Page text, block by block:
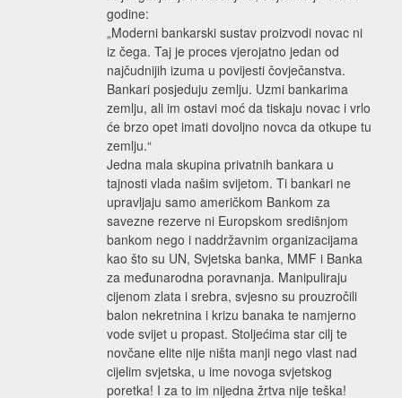
godine:
„Moderni bankarski sustav proizvodi novac ni
iz čega. Taj je proces vjerojatno jedan od
najčudnijih izuma u povijesti čovječanstva.
Bankari posjeduju zemlju. Uzmi bankarima
zemlju, ali im ostavi moć da tiskaju novac i vrlo
će brzo opet imati dovoljno novca da otkupe tu
zemlju.“
Jedna mala skupina privatnih bankara u
tajnosti vlada našim svijetom. Ti bankari ne
upravljaju samo američkom Bankom za
savezne rezerve ni Europskom središnjom
bankom nego i naddržavnim organizacijama
kao što su UN, Svjetska banka, MMF i Banka
za međunarodna poravnanja. Manipuliraju
cijenom zlata i srebra, svjesno su prouzročili
balon nekretnina i krizu banaka te namjerno
vode svijet u propast. Stoljećima star cilj te
novčane elite nije ništa manji nego vlast nad
cijelim svjetska, u ime novoga svjetskog
poretka! I za to im nijedna žrtva nije teška!